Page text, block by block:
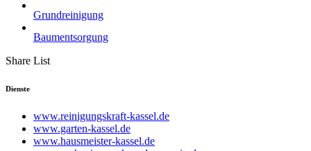
Grundreinigung
Baumentsorgung
Share List
Dienste
www.reinigungskraft-kassel.de
www.garten-kassel.de
www.hausmeister-kassel.de